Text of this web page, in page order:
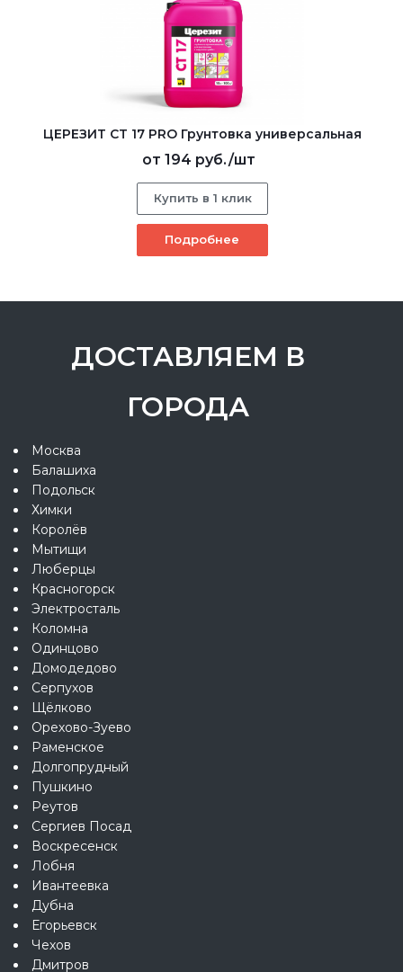
ЦЕРЕЗИТ CT 17 PRO Грунтовка универсальная
от 194 руб./шт
Купить в 1 клик
Подробнее
ДОСТАВЛЯЕМ В
ГОРОДА
Москва
Балашиха
Подольск
Химки
Королёв
Мытищи
Люберцы
Красногорск
Электросталь
Коломна
Одинцово
Домодедово
Серпухов
Щёлково
Орехово-Зуево
Раменское
Долгопрудный
Пушкино
Реутов
Сергиев Посад
Воскресенск
Лобня
Ивантеевка
Дубна
Егорьевск
Чехов
Дмитров